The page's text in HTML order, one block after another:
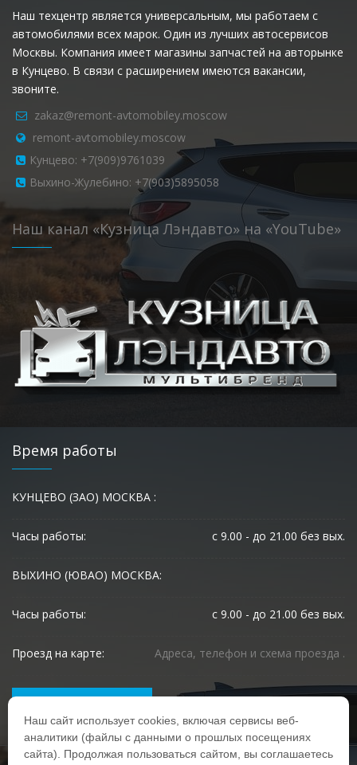
Наш техцентр является универсальным, мы работаем с
автомобилями всех марок. Один из лучших автосервисов
Москвы. Компания имеет магазины запчастей на авторынке
в Кунцево. В связи с расширением имеются вакансии,
звоните.
zakaz@remont-avtomobiley.moscow
remont-avtomobiley.moscow
Кунцево: +7(909)9761039
Выхино-Жулебино: +7(903)5895058
Наш канал «Кузница Лэндавто» на «YouTube»
Время работы
КУНЦЕВО (ЗАО) МОСКВА :
Часы работы: с 9.00 - до 21.00 без вых.
ВЫХИНО (ЮВАО) МОСКВА:
Часы работы: с 9.00 - до 21.00 без вых.
Проезд на карте: Адреса, телефон и схема проезда .
Наш сайт использует cookies, включая сервисы веб-
аналитики (файлы с данными о прошлых посещениях
сайта). Продолжая пользоваться сайтом, вы соглашаетесь